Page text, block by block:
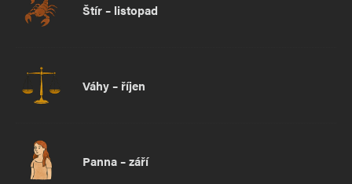
Štír – listopad
Váhy – říjen
Panna – září